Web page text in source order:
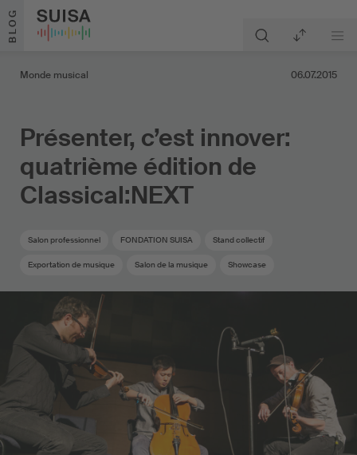
Aller au contenu
BLOG
Monde musical 06.07.2015
Présenter, c’est innover:
quatrième édition de
Classical:NEXT
Salon professionnel FONDATION SUISA Stand collectif
Exportation de musique Salon de la musique Showcase